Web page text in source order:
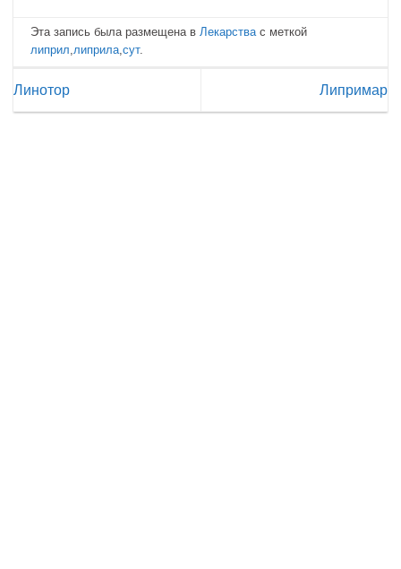
Эта запись была размещена вЛекарствас меткой
липрил,липрила,сут.
Линотор Липримар